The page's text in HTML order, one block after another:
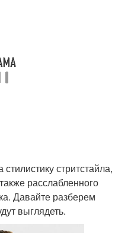
стритстайла,
расслабленного
Давайте разберем
выглядеть.